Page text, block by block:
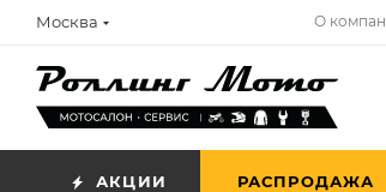
Москва О
АКЦИИ РАСПРОДАЖА